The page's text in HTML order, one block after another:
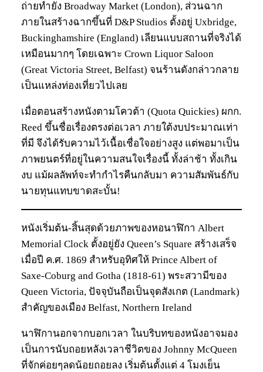
ถ่ายทำยัง Broadway Market (London), ส่วนฉาก
ภายในสร้างฉากขึ้นที่ D&P Studios ตั้งอยู่ Uxbridge,
Buckinghamshire (England) เลียนแบบสถานที่จริงได้
เหมือนมากๆ โดยเฉพาะ Crown Liquor Saloon
(Great Victoria Street, Belfast) จนร้านดังกล่าวกลาย
เป็นแหล่งท่องเที่ยวไปเลย
เมื่อตอนสร้างหนังตามโควต้า (Quota Quickies) ผกก.
Reed ขึ้นชื่อเรื่องตรงต่อเวลา ภายใต้งบประมาณเท่า
ที่มี จึงได้รับความไว้เนื้อเชื่อใจอย่างสูง แต่พอมาเป็น
ภาพยนตร์ที่อยู่ในความสนใจเรื่องนี้ ทั้งล่าช้า ทั้งเกิน
งบ แม้ผลลัพท์จะทำกำไรคืนกลับมา ความสัมพันธ์กับ
นายทุนแทบขาดสะบั้น!
หนังเริ่มต้น-สิ้นสุดด้วยภาพของหอนาฬิกา Albert
Memorial Clock ตั้งอยู่ยัง Queen’s Square สร้างเสร็จ
เมื่อปี ค.ศ. 1869 สำหรับอุทิศให้ Prince Albert of
Saxe-Coburg and Gotha (1818-61) พระสวามีของ
Queen Victoria, ปัจจุบันถือเป็นจุดสังเกต (Landmark)
สำคัญของเมือง Belfast, Northern Ireland
นาฬิกานอกจากบอกเวลา ในบริบทของหนังอาจมอง
เป็นการนับถอยหลังเวลาชีวิตของ Johnny McQueen
ที่จักค่อยๆลดน้อยถอยลง เริ่มต้นตั้งแต่ 4 โมงเย็น